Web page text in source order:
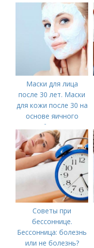
Маски для лица
после 30 лет. Маски
для кожи после 30 на
основе яичного
белка
Советы при
бессоннице.
Бессонница: болезнь
или не болезнь?